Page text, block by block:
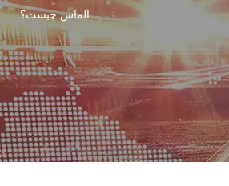
الماس چیست؟